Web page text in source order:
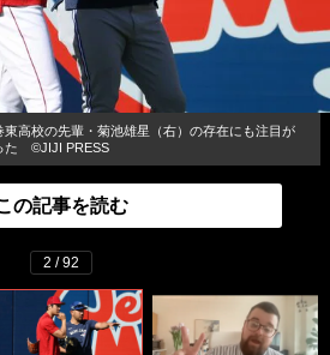
高校の先輩・菊池雄星（右）の存在にも注目が
た ©︎JIJI PRESS
の記事を読む
2 / 92